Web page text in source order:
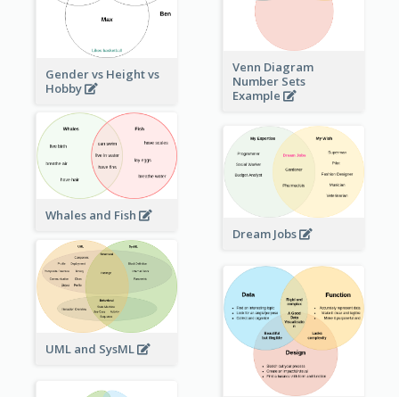
Gender vs Height vs
Hobby
Venn Diagram
Number Sets
Example
Whales and Fish
Dream Jobs
UML and SysML